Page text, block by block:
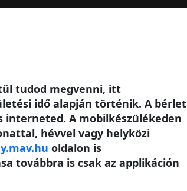
tudod megvenni, itt
idő alapján történik. A bérlet
interneted. A mobilkészülékeden
hévvel vagy helyközi
oldalon is
továbbra is csak az applikáción